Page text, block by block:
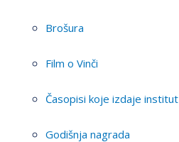
Brošura
Film o Vinči
Časopisi koje izdaje institut
Godišnja nagrada